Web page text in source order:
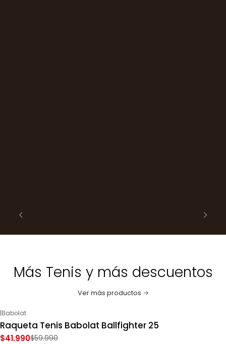
Más Tenis y más descuentos
Ver más productos
-30%OFF
|Babolat
Raqueta Tenis Babolat Ballfighter 25
$41.990$59.990